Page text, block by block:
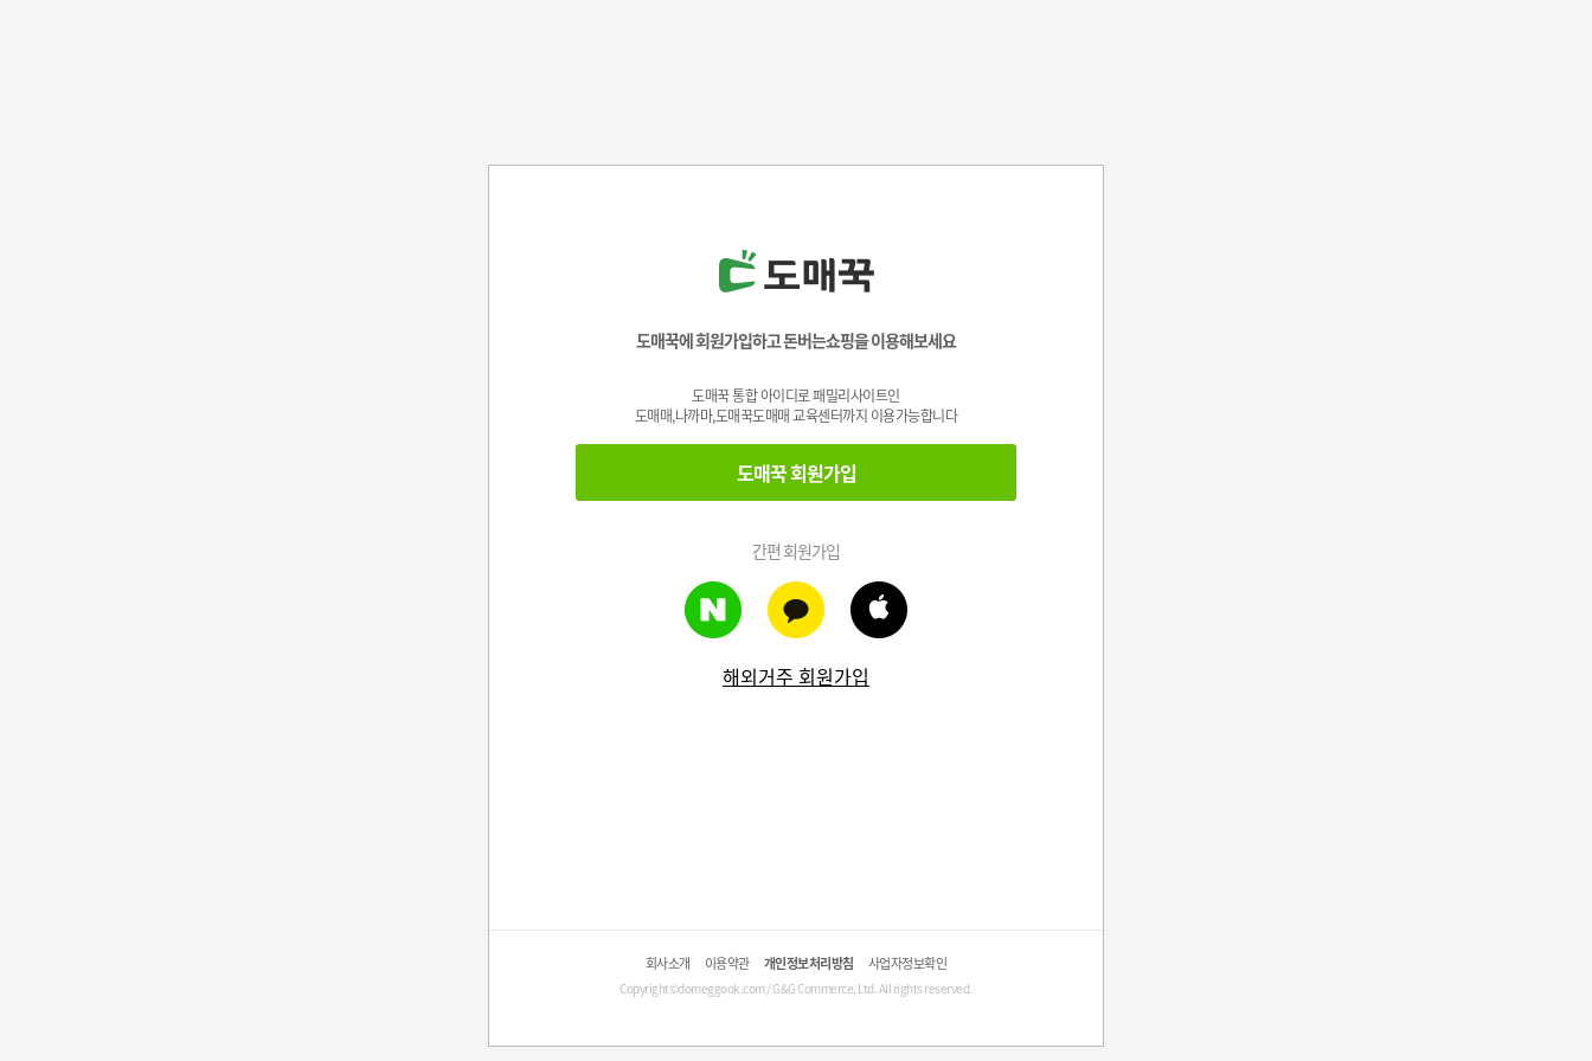
도매꾹에 회원가입하고 돈버는쇼핑을 이용해보세요
도매꾹 통합 아이디로 패밀리사이트인
도매매,나까마,도매꾹도매매 교육센터까지 이용가능합니다
도매꾹 회원가입
간편 회원가입
해외거주 회원가입
회사소개 이용약관 개인정보처리방침 사업자정보확인
Copyright©domeggook.com / G&G Commerce, Ltd. All rights reserved.